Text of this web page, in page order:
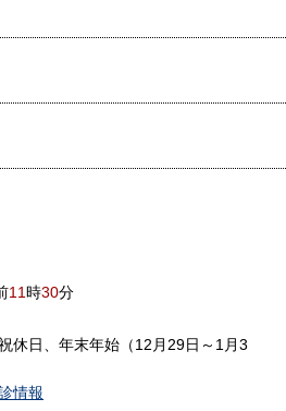
11時30分
休日、年末年始（12月29日～1月3
情報